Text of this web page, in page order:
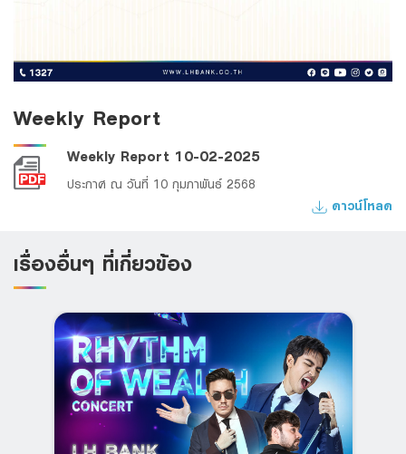
Weekly Report
Weekly Report 10-02-2025
ประกาศ ณ วันที่ 10 กุมภาพันธ์ 2568
ดาวน์โหลด
เรื่องอื่นๆ ที่เกี่ยวข้อง